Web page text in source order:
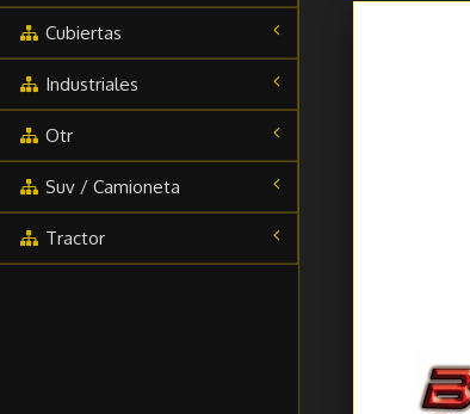
Cubiertas
Industriales
Otr
Suv / Camioneta
Tractor